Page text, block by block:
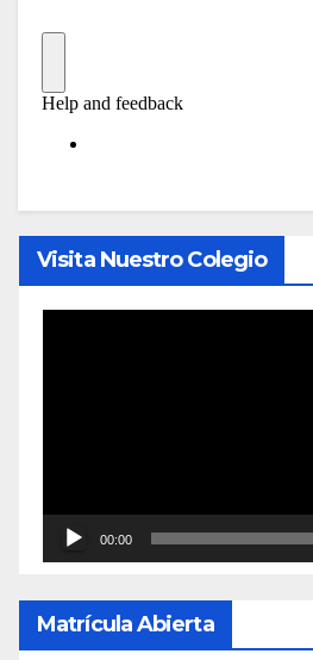
Visita Nuestro Colegio
00:00
Matrícula Abierta